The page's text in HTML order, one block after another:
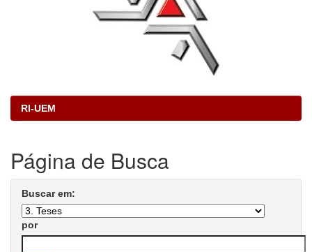
RI-UEM
Página de Busca
Buscar em:
por